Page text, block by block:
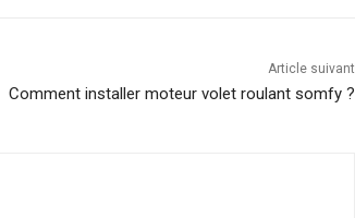
Article suivant
Comment installer moteur volet roulant somfy ?